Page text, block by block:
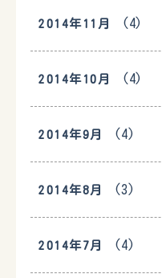
2014年11月 (4)
2014年10月 (4)
2014年9月 (4)
2014年8月 (3)
2014年7月 (4)